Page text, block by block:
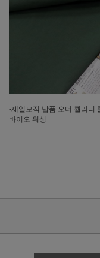
-제일모직 납품 오더 퀄리티
바이오 워싱